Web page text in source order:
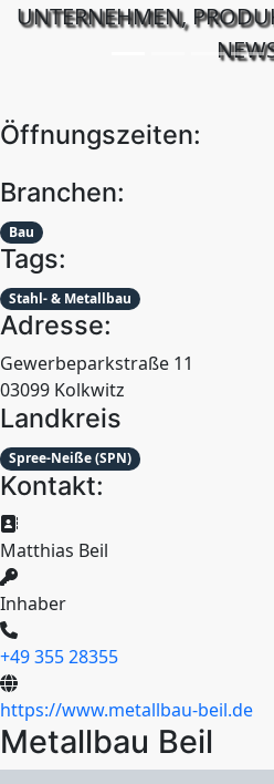
UNTERNEHMEN,
Öffnungszeiten:
Branchen:
Bau
Tags:
Stahl- & Metallbau
Adresse:
Gewerbeparkstraße 11
03099 Kolkwitz
Landkreis
Spree-Neiße (SPN)
Kontakt:
Matthias Beil
Inhaber
+49 355 28355
https://www.metallbau-beil.de
Metallbau Beil
+
−
Leaflet © OpenStreetMap